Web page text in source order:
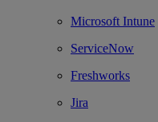
Microsoft Intune
ServiceNow
Freshworks
Jira